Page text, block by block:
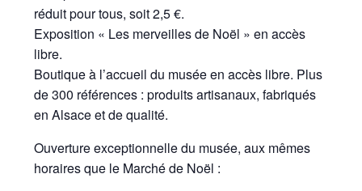
réduit pour tous, soit 2,5 €.
Exposition « Les merveilles de Noël » en accès
libre.
Boutique à l’accueil du musée en accès libre. Plus
de 300 références : produits artisanaux, fabriqués
en Alsace et de qualité.
Ouverture exceptionnelle du musée, aux mêmes
horaires que le Marché de Noël :